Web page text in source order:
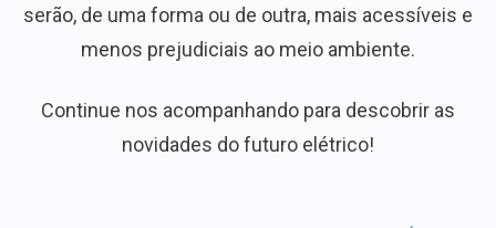
serão, de uma forma ou de outra, mais acessíveis e
menos prejudiciais ao meio ambiente.
Continue nos acompanhando para descobrir as
novidades do futuro elétrico!